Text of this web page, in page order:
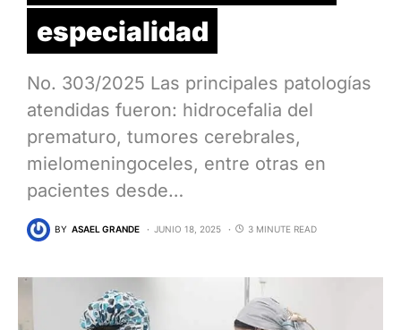
especialidad
No. 303/2025 Las principales patologías
atendidas fueron: hidrocefalia del
prematuro, tumores cerebrales,
mielomeningoceles, entre otras en
pacientes desde…
BY ASAEL GRANDE JUNIO 18, 2025 3 MINUTE READ